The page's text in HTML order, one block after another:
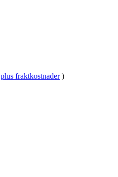
plus fraktkostnader )